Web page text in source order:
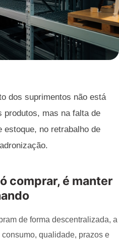
dos suprimentos não está
produtos, mas na falta de
estoque, no retrabalho de
comprar, é manter
de forma descentralizada, a
qualidade, prazos e